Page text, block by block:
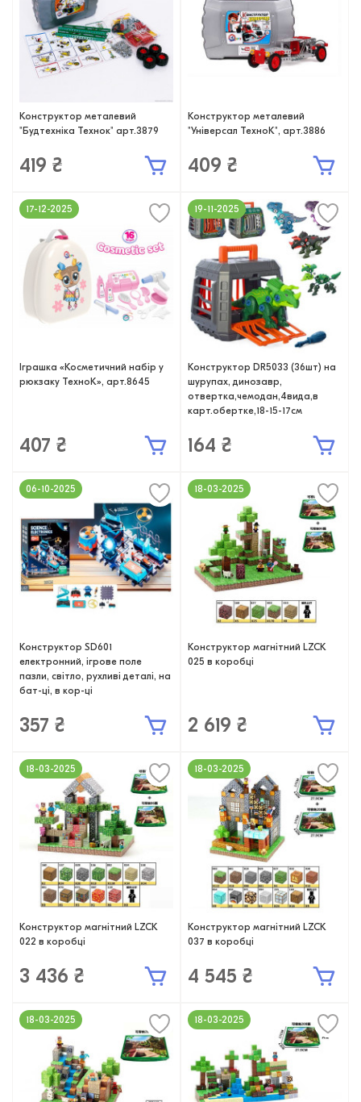
Конструктор металевий
"Будтехніка Технок" арт.3879
419 ₴
Конструктор металевий
"Універсал ТехноК", арт.3886
409 ₴
Іграшка «Косметичний набір у
рюкзаку ТехноК», арт.8645
407 ₴
17-12-2025
Конструктор DR5033 (36шт) на
шурупах, динозавр,
отвертка,чемодан,4вида,в
карт.обертке,18-15-17см
164 ₴
19-11-2025
Конструктор SD601
електронний, ігрове поле
пазли, світло, рухливі деталі, на
бат-ці, в кор-ці
357 ₴
06-10-2025
Конструктор магнітний LZCK
025 в коробці
2 619 ₴
18-03-2025
Конструктор магнітний LZCK
022 в коробці
3 436 ₴
18-03-2025
Конструктор магнітний LZCK
037 в коробці
4 545 ₴
18-03-2025
18-03-2025 18-03-2025